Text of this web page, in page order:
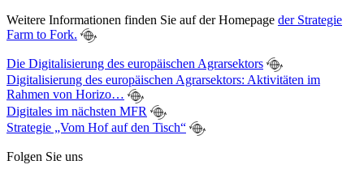
Weitere Informationen finden Sie auf der Homepage der Strategie
Farm to Fork.
Die Digitalisierung des europäischen Agrarsektors
Digitalisierung des europäischen Agrarsektors: Aktivitäten im
Rahmen von Horizo…
Digitales im nächsten MFR
Strategie „Vom Hof auf den Tisch“
Folgen Sie uns